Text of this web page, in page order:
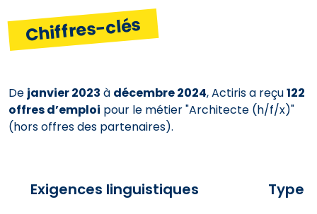
Chiffres-clés
De janvier 2023 à décembre 2024, Actiris a reçu122
offres d’emploi pour le métier "Architecte (h/f/x)"
(hors offres des partenaires).
Exigences linguistiques Type